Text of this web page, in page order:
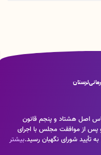
لرستان
اصل هشتاد و پنجم قانون
از موافقت مجلس با اجرای
بیشتر